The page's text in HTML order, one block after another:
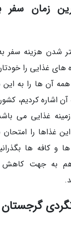
زمان سفر
شدن هزینه سفر
های غذایی را
همه آن ها را به این
اشاره کردیم،
زمینه غذایی می
غذاها را
و کافه ها
به جهت کاهش
گرجستان